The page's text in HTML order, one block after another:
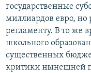
государственные
миллиардов евро, но
регламенту. В то же
школьного
существенных
критики нынешней